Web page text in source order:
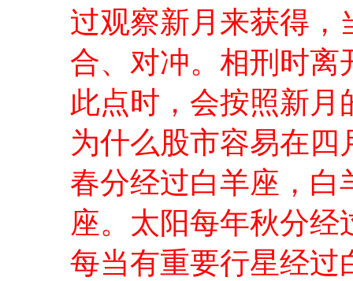
过观察新月来获得，
合、对冲。相刑时离
此点时，会按照新月
为什么股市容易在
春分经过白羊座，白
座。太阳每年秋分
每当有重要行星经过